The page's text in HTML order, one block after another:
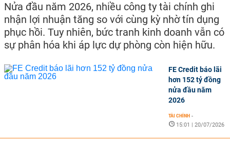
Nửa đầu năm 2026, nhiều công ty tài chính ghi
nhận lợi nhuận tăng so với cùng kỳ nhờ tín dụng
phục hồi. Tuy nhiên, bức tranh kinh doanh vẫn có
sự phân hóa khi áp lực dự phòng còn hiện hữu.
FE Credit báo lãi
hơn 152 tỷ đồng
nửa đầu năm
2026
TÀI CHÍNH -
15:01 | 20/07/2026